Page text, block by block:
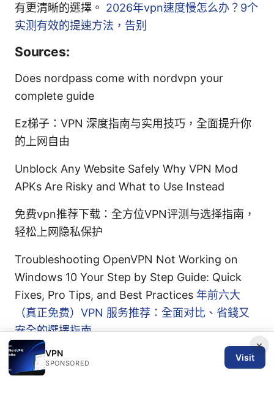
有更清晰的選擇。 2026年vpn速度慢怎么办？9个
实测有效的提速方法，告别
Sources:
Does nordpass come with nordvpn your
complete guide
Ez梯子：VPN 深度指南与实用技巧，全面提升你
的上网自由
Unblock Any Website Safely Why VPN Mod
APKs Are Risky and What to Use Instead
免费vpn推荐下载：全方位VPN评测与选择指南，
轻松上网隐私保护
Troubleshooting OpenVPN Not Working on
Windows 10 Your Step by Step Guide: Quick
Fixes, Pro Tips, and Best Practices 年前六大
（真正免费）VPN 服务推荐：全面对比、省錢又
安全的選擇指南
×
VPN
SPONSORED
Visit